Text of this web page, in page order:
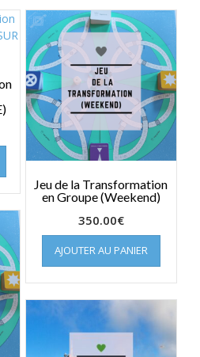
Ce
produit
a
plusieurs
variations.
Les
options
peuvent
être
choisies
sur
la
page
Jeu de la Transformation
en Groupe (Weekend)
350.00€
AJOUTER AU PANIER